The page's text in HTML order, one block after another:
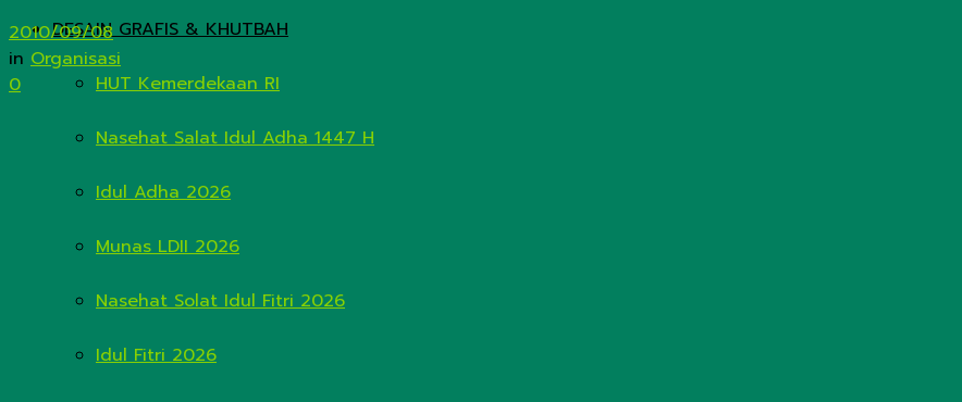
DESAIN GRAFIS & KHUTBAH
HUT Kemerdekaan RI
Nasehat Salat Idul Adha 1447 H
Idul Adha 2026
Munas LDII 2026
Nasehat Solat Idul Fitri 2026
Idul Fitri 2026
2010/09/08
in Organisasi
0